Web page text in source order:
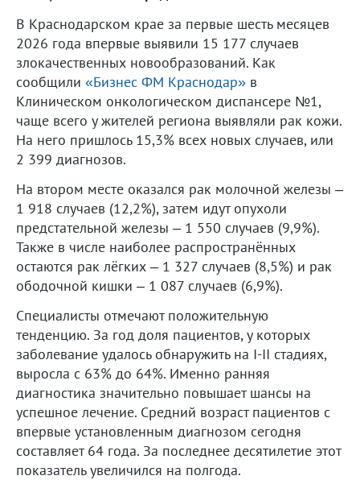
В Краснодарском крае за первые шесть месяцев
2026 года впервые выявили 15 177 случаев
злокачественных новообразований. Как
сообщили «Бизнес ФМ Краснодар» в
Клиническом онкологическом диспансере №1,
чаще всего у жителей региона выявляли рак кожи.
На него пришлось 15,3% всех новых случаев, или
2 399 диагнозов.
На втором месте оказался рак молочной железы –
1 918 случаев (12,2%), затем идут опухоли
предстательной железы – 1 550 случаев (9,9%).
Также в числе наиболее распространённых
остаются рак лёгких – 1 327 случаев (8,5%) и рак
ободочной кишки – 1 087 случаев (6,9%).
Специалисты отмечают положительную
тенденцию. За год доля пациентов, у которых
заболевание удалось обнаружить на I-II стадиях,
выросла с 63% до 64%. Именно ранняя
диагностика значительно повышает шансы на
успешное лечение. Средний возраст пациентов с
впервые установленным диагнозом сегодня
составляет 64 года. За последнее десятилетие этот
показатель увеличился на полгода.